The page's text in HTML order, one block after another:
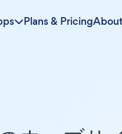
Plans & PricingAbout